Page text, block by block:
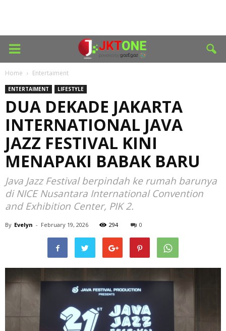
Home Entertaiment
ENTERTAIMENT LIFESTYLE
DUA DEKADE JAKARTA
INTERNATIONAL JAVA
JAZZ FESTIVAL KINI
MENAPAKI BABAK BARU
Java Jazz Festival berpindah ke rumah barunya
di NICE Nusantara International Convention
and Exhibition Center, PIK 2.
By Evelyn - February 19, 2026 294 0